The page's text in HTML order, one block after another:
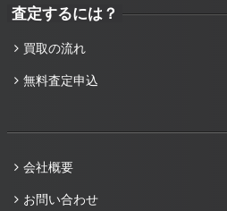
査定するには？
買取の流れ
無料査定申込
会社概要
お問い合わせ